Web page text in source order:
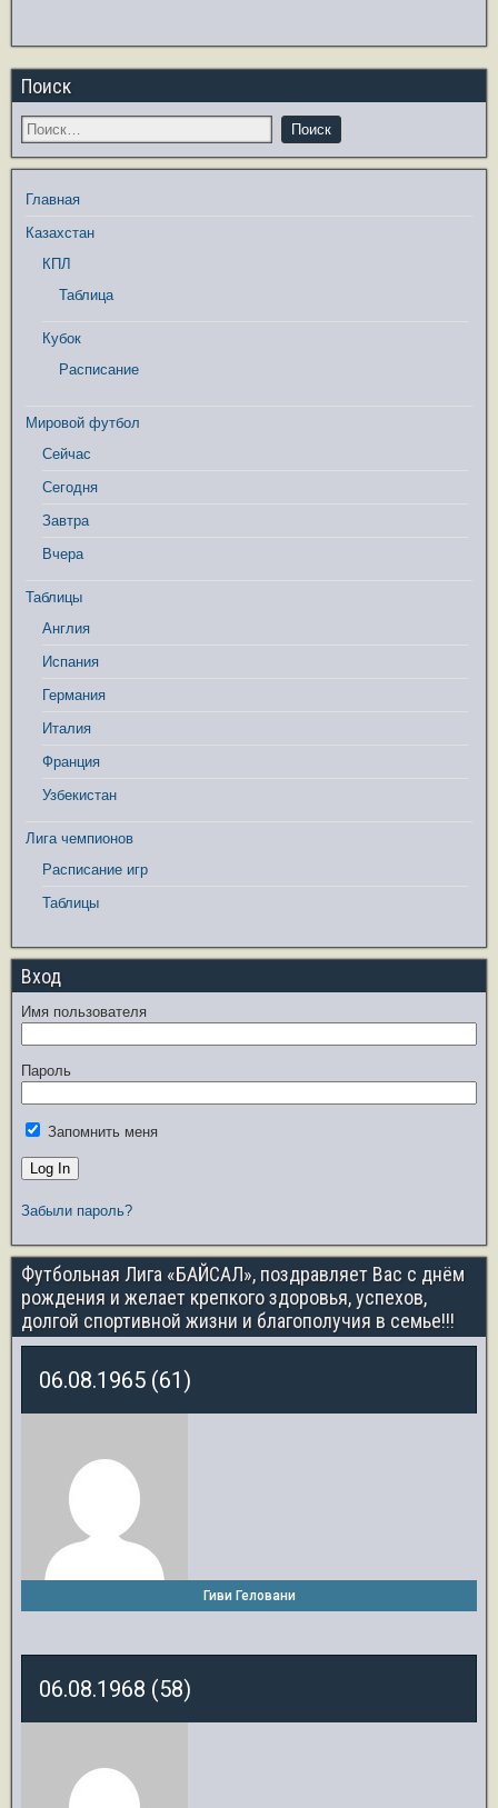
Поиск
Главная
Казахстан
КПЛ
Таблица
Кубок
Расписание
Мировой футбол
Сейчас
Сегодня
Завтра
Вчера
Таблицы
Англия
Испания
Германия
Италия
Франция
Узбекистан
Лига чемпионов
Расписание игр
Таблицы
Вход
Имя пользователя
Пароль
Запомнить меня
Забыли пароль?
Футбольная Лига «БАЙСАЛ», поздравляет Вас с днём
рождения и желает крепкого здоровья, успехов,
долгой спортивной жизни и благополучия в семье!!!
06.08.1965 (61)
Гиви Геловани
06.08.1968 (58)